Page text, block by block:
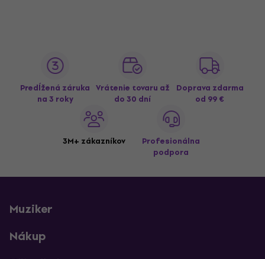
Predĺžená záruka
na 3 roky
Vrátenie tovaru až
do 30 dní
Doprava zdarma
od 99 €
3M+ zákazníkov
Profesionálna
podpora
Muziker
Nákup